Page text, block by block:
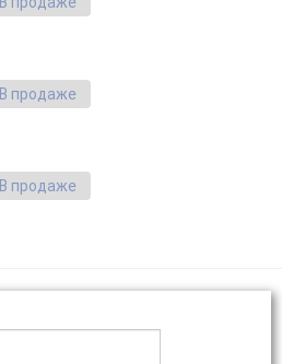
В продаже
В продаже